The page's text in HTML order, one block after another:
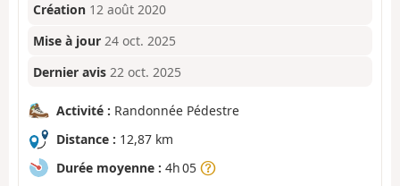
Création 12 août 2020
Mise à jour 24 oct. 2025
Dernier avis 22 oct. 2025
Activité : Randonnée Pédestre
Distance : 12,87 km
Durée moyenne : 4h 05